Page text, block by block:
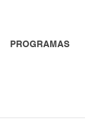
PROGRAMAS